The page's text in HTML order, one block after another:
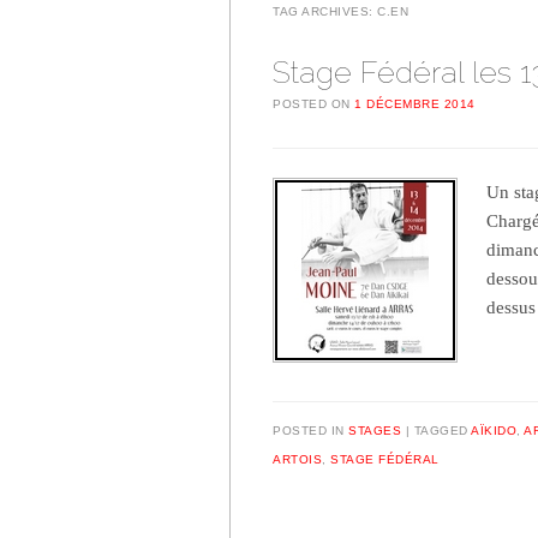
TAG ARCHIVES: C.EN
Stage Fédéral les
POSTED ON 1 DÉCEMBRE 2014
Un
POSTED IN STAGES TAGGED AÏKIDO
ARTOIS STAGE FÉDÉRAL